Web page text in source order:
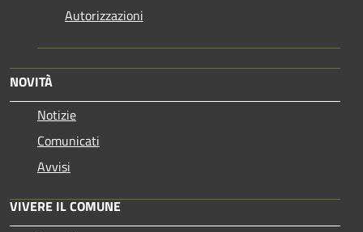
Autorizzazioni
NOVITÀ
Notizie
Comunicati
Avvisi
VIVERE IL COMUNE